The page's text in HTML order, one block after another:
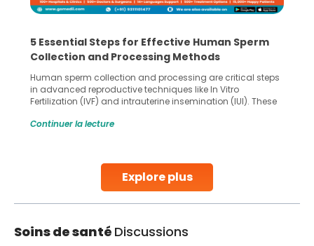
Explore plus
5 Essential Steps for Effective Human Sperm
Collection and Processing Methods
Human sperm collection and processing are critical steps
in advanced reproductive techniques like In Vitro
Fertilization (IVF) and intrauterine insemination (IUI). These
challenges and help couples achieve their dream of
collected, they process the
Continuer la lecture
Soins de santé Discussions